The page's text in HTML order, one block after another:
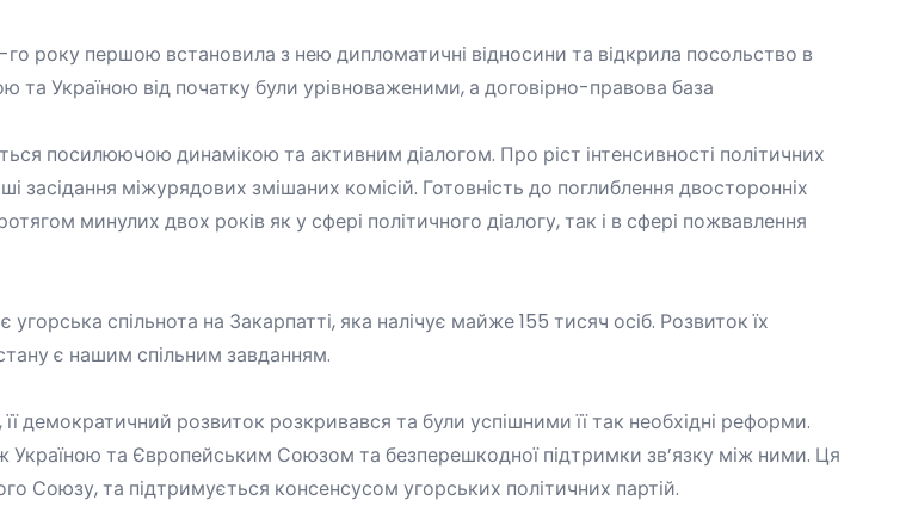
го року першою встановила з нею дипломатичні відносини та відкрила посольство в
та Україною від початку були урівноваженими, а договірно-правова база
посилюючою динамікою та активним діалогом. Про ріст інтенсивності політичних
засідання міжурядових змішаних комісій. Готовність до поглиблення двосторонніх
минулих двох років як у сфері політичного діалогу, так і в сфері пожвавлення
спільнота на Закарпатті, яка налічує майже 155 тисяч осіб. Розвиток їх
є нашим спільним завданням.
демократичний розвиток розкривався та були успішними її так необхідні реформи.
та Європейським Союзом та безперешкодної підтримки зв’язку між ними. Ця
Союзу, та підтримується консенсусом угорських політичних партій.